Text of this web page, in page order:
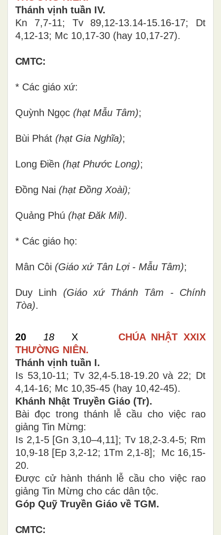
Thánh vịnh tuần IV.
Kn 7,7-11; Tv 89,12-13.14-15.16-17; Dt
4,12-13; Mc 10,17-30 (hay 10,17-27).
CMTC:
* Các giáo xứ:
Quỳnh Ngọc (hạt Mẫu Tâm);
Bùi Phát (hạt Gia Nghĩa);
Long Điền (hạt Phước Long);
Đồng Nai (hạt Đồng Xoài);
Quảng Phú (hạt Đăk Mil).
* Các giáo họ:
Mân Côi (Giáo xứ Tân Lợi - Mẫu Tâm);
Duy Linh (Giáo xứ Thánh Tâm - Chính
Tòa).
20 18 X CHÚA NHẬT XXIX
THƯỜNG NIÊN.
Thánh vịnh tuần I.
Is 53,10-11; Tv 32,4-5.18-19.20 và 22; Dt
4,14-16; Mc 10,35-45 (hay 10,42-45).
Khánh Nhật Truyền Giáo (Tr).
Bài đọc trong thánh lễ cầu cho việc rao
giảng Tin Mừng:
Is 2,1-5 [Gn 3,10–4,11]; Tv 18,2-3.4-5; Rm
10,9-18 [Ep 3,2-12; 1Tm 2,1-8]; Mc 16,15-
20.
Được cử hành thánh lễ cầu cho việc rao
giảng Tin Mừng cho các dân tộc.
Góp Quỹ Truyền Giáo về TGM.
CMTC: